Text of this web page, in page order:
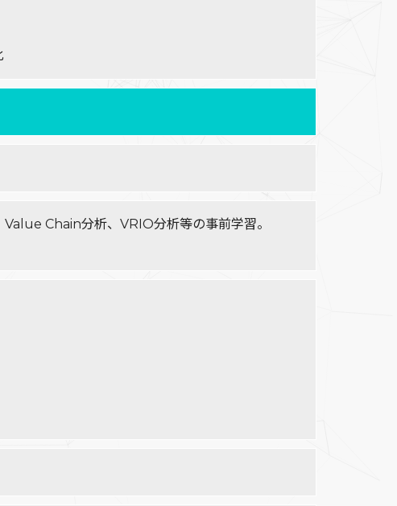
Chain分析、VRIO分析等の事前学習。